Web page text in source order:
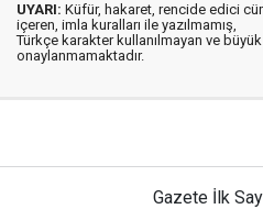
UYARI: Küfür, hakaret, rencide edici
içeren, imla kuralları ile yazılmamış,
Türkçe karakter kullanılmayan ve
onaylanmamaktadır.
Gazete İlk